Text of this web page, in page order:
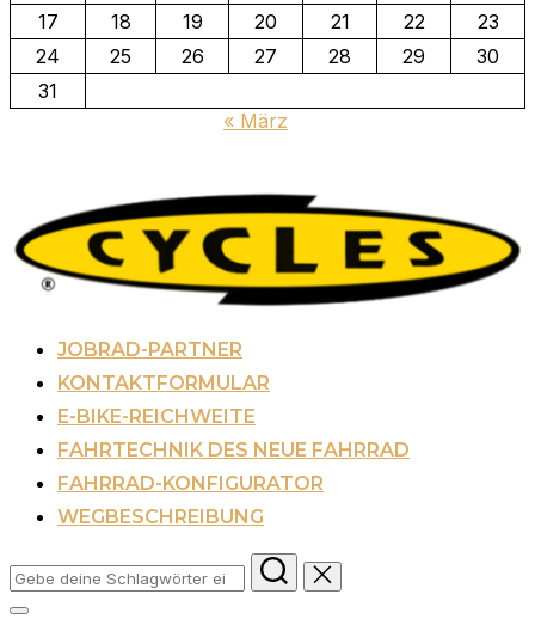
17
18 19 20 21 22
23
24
25 26 27 28 29
30
31
« März
Inhalten
springen
JOBRAD-PARTNER
KONTAKTFORMULAR
E-BIKE-REICHWEITE
FAHRTECHNIK DES NEUE FAHRRAD
FAHRRAD-KONFIGURATOR
WEGBESCHREIBUNG
Suchen
nach:
Seitenleiste